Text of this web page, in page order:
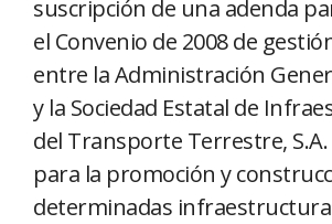
suscripción de una adenda
el Convenio de 2008 de
entre la Administración
y la Sociedad Estatal de
del Transporte Terrestre, S.A.
para la promoción y
determinadas